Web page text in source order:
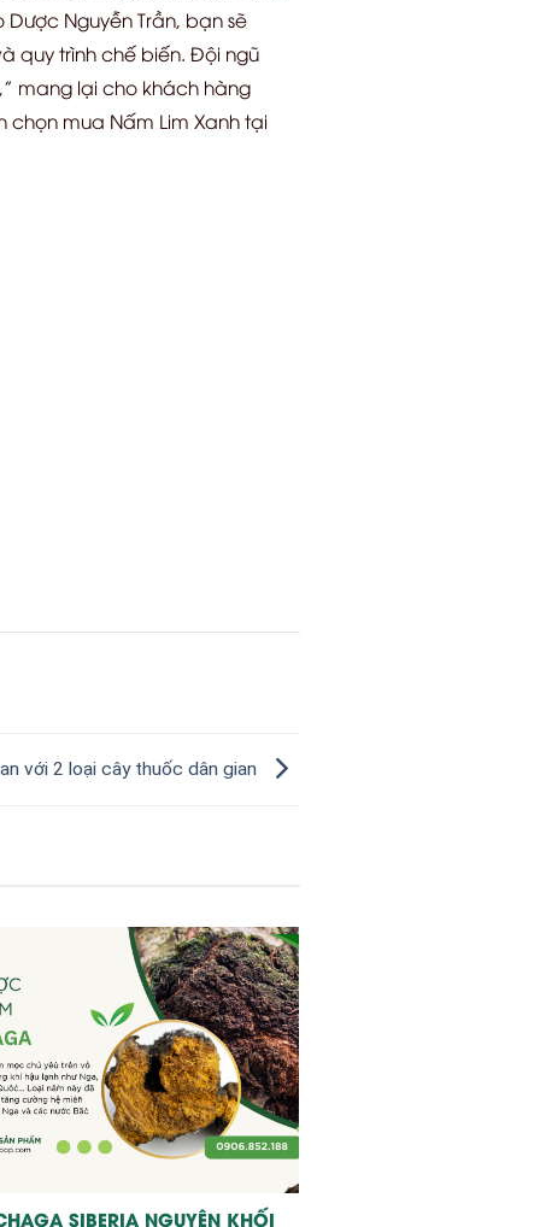
Nguyễn Trần, bạn sẽ
quy trình chế biến. Đội ngũ
mang lại cho khách hàng
mua Nấm Lim Xanh tại
với 2 loại cây thuốc dân gian
SIBERIA NGUYÊN KHỐI